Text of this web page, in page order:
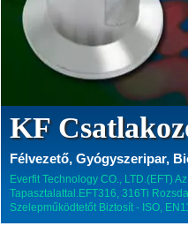
KF
Félvezető, Gyógyszeripar,
Everfit Technology CO., LTD.(EFT)
Tapasztalattal.EFT316, 316Ti
Szelepműködtetőt Biztosít - ISO,